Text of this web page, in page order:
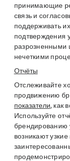
принимающие
связь и
поддерживать
подтверждения
разрозненными
нечеткими
Отчёты
Отслеживайте
продвижению
показатели, как
Используйте
брендированию
возникают